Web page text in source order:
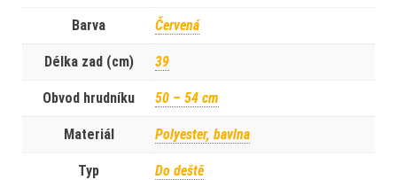
Barva Červená
Délka zad (cm) 39
Obvod hrudníku 50 – 54 cm
Materiál Polyester, bavlna
Typ Do deště